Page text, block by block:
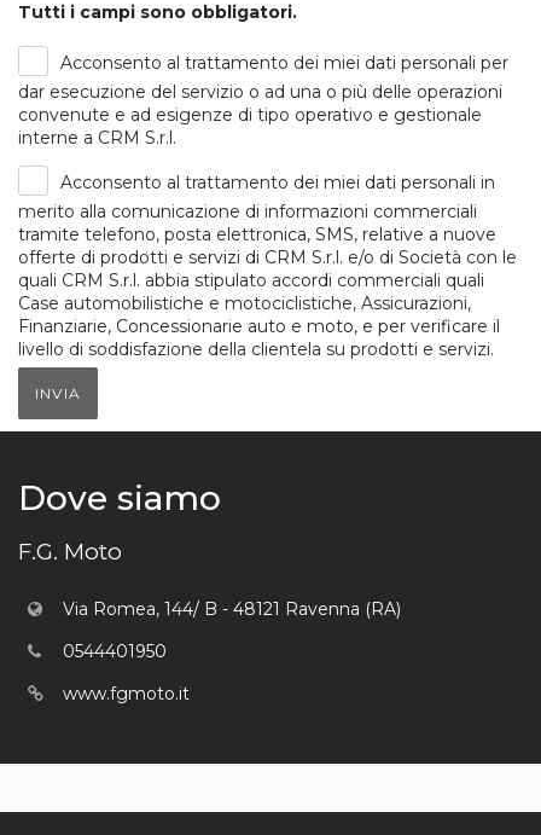
Tutti i campi sono obbligatori.
Acconsento al trattamento dei miei dati personali per
dar esecuzione del servizio o ad una o più delle operazioni
convenute e ad esigenze di tipo operativo e gestionale
interne a CRM S.r.l.
Acconsento al trattamento dei miei dati personali in
merito alla comunicazione di informazioni commerciali
tramite telefono, posta elettronica, SMS, relative a nuove
offerte di prodotti e servizi di CRM S.r.l. e/o di Società con le
quali CRM S.r.l. abbia stipulato accordi commerciali quali
Case automobilistiche e motociclistiche, Assicurazioni,
Finanziarie, Concessionarie auto e moto, e per verificare il
livello di soddisfazione della clientela su prodotti e servizi.
INVIA
Dove siamo
F.G. Moto
Via Romea, 144/ B - 48121 Ravenna (RA)
0544401950
www.fgmoto.it